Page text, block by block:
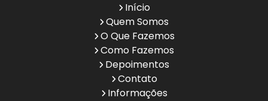
Início
Quem Somos
O Que Fazemos
Como Fazemos
Depoimentos
Contato
Informações